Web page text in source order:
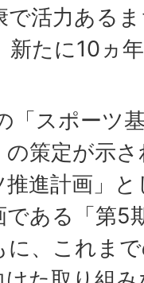
で活力ある
たに10ヵ
「スポーツ
の策定が示
進計画」
である「第5
、これま